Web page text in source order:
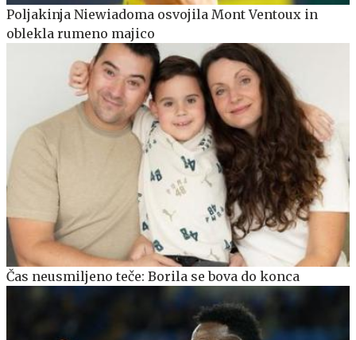
Poljakinja Niewiadoma osvojila Mont Ventoux in
oblekla rumeno majico
Čas neusmiljeno teče: Borila se bova do konca